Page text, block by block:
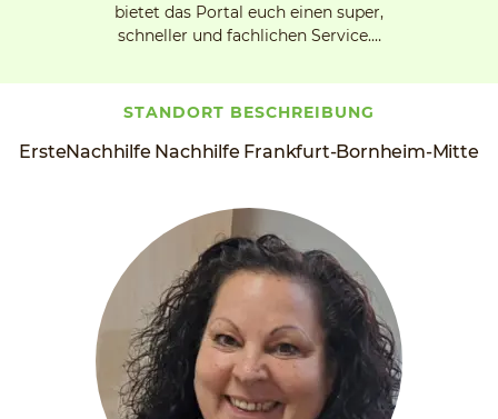
bietet das Portal euch einen super,
schneller und fachlichen Service.…
ErsteNachhilfe Nachhilfe Frankfurt-Bornheim-Mitte
STANDORT BESCHREIBUNG